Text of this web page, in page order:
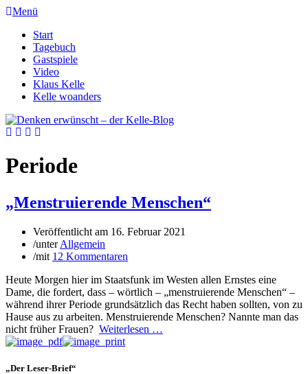
Menü
Start
Tagebuch
Gastspiele
Video
Klaus Kelle
Kelle woanders
Periode
„Menstruierende Menschen“
Veröffentlicht am 16. Februar 2021
/unterAllgemein
/mit 12 Kommentaren
Heute Morgen hier im Staatsfunk im Westen allen Ernstes eine
Dame, die fordert, dass – wörtlich – „menstruierende Menschen“ –
während ihrer Periode grundsätzlich das Recht haben sollten, von zu
Hause aus zu arbeiten. Menstruierende Menschen? Nannte man das
nicht früher Frauen? Weiterlesen …
„Der Leser-Brief“